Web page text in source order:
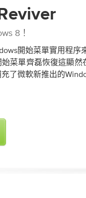
8！
開始菜單實用程序
菜單齊磊恢復這顯然
了微軟新推出的